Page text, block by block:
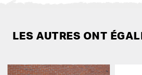
LES AUTRES ONT